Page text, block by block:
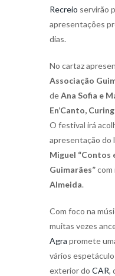
Recreio servirão
apresentações
dias.
No cartaz
Associação
deAna Sofia e
En’Canto,
O festival irá
apresentação do
Miguel “Contos
Guimarães”com
Almeida.
Com foco na
muitas vezes
Agra promete
vários
exterior do CAR,